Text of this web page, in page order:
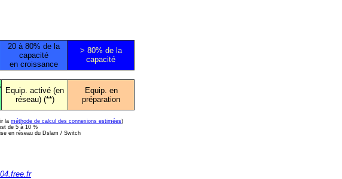
20 à 80% de la
capacité
en croissance
> 80% de la
capacité
Equip. activé (en
réseau) (**)
Equip. en
préparation
la méthode de calcul des connexions estimées)
de 5 à 10 %
en réseau du Dslam / Switch